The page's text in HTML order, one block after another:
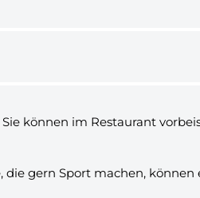
können im Restaurant
die gern Sport machen,